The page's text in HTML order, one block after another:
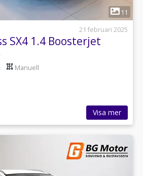
1
11
21 februari 2025
SX4 1.4 Boosterjet
Manuell
Visa mer